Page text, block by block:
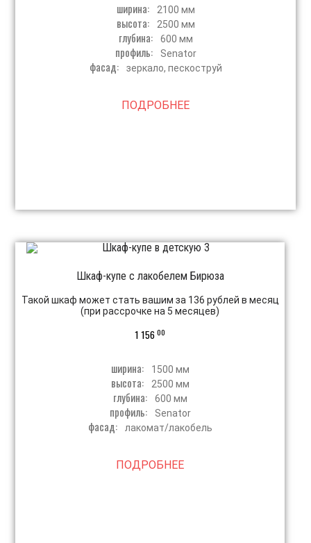
ширина: 2100 мм
высота: 2500 мм
глубина: 600 мм
профиль: Senator
фасад: зеркало, пескоструй
ПОДРОБНЕЕ
Шкаф-купе с лакобелем Бирюза
Такой шкаф может стать вашим за 136 рублей в месяц
(при рассрочке на 5 месяцев)
1 15600
ширина: 1500 мм
высота: 2500 мм
глубина: 600 мм
профиль: Senator
фасад: лакомат/лакобель
ПОДРОБНЕЕ